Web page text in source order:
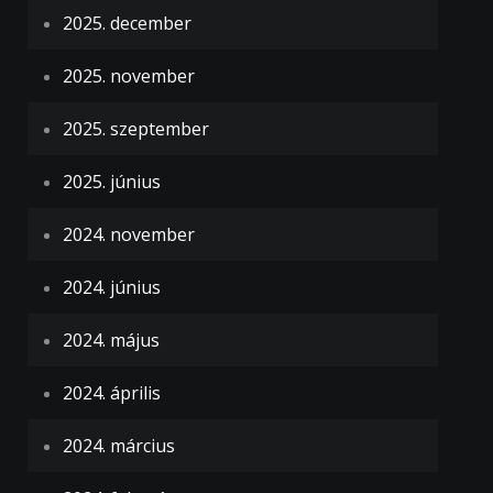
2025. december
2025. november
2025. szeptember
2025. június
2024. november
2024. június
2024. május
2024. április
2024. március